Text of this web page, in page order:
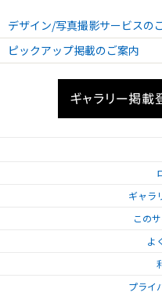
デザイン/写真撮影サービスの
ピックアップ掲載のご案内
ギャラ
この
よ
プライ